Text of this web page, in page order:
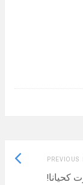
PREVIOUS
Previous
post:كحيانا!